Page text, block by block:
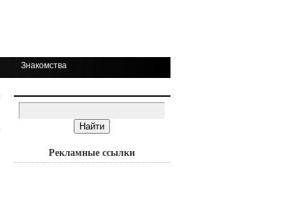
Знакомства
Рекламные ссылки